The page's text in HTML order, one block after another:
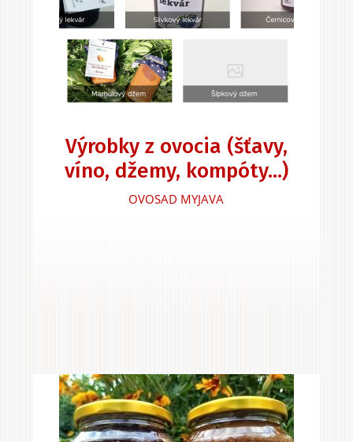
Výrobky z ovocia (šťavy,
víno, džemy, kompóty...)
OVOSAD MYJAVA